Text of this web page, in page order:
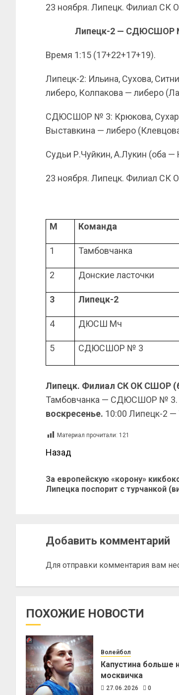
23 ноября. Липецк. Филиал СК
Липецк-2 — СДЮСШОР №
Время 1:15 (17+22+17+19).
Липецк-2: Ильина, Сухова,
либеро, Колпакова — либеро
СДЮСШОР № 3: Крюкова,
Выставкина — либеро
Судьи Р.Чуйкин, А.Лукин (оба —
23 ноября. Липецк. Филиал СК
М Команда
1 Тамбовчанка
2 Донские ласточки
3 Липецк-2
4 ДЮСШ Мч
5 СДЮСШОР № 3
Липецк. Филиал СК ОК СШОР
Тамбовчанка — СДЮСШОР №
воскресенье. 10:00 Липецк-2
Материал прочитали: 121
Назад
За европейскую «корону»
Липецка поспорит с турчанкой
Добавить комментарий
Для отправки комментария вам
ПОХОЖИЕ НОВОСТИ
Волейбол
Капустина больше
москвичка
27.06.2026 0